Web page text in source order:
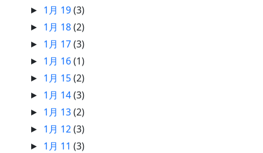
► 1月 19(3)
► 1月 18(2)
► 1月 17(3)
► 1月 16(1)
► 1月 15(2)
► 1月 14(3)
► 1月 13(2)
► 1月 12(3)
► 1月 11(3)